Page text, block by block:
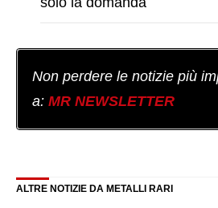
Non perdere le notizie più
a: MR NEWSLETTER
ALTRE NOTIZIE DA METALLI RARI